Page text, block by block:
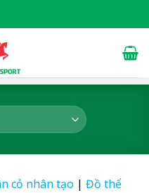
cỏ nhân tạo | Đồ thể